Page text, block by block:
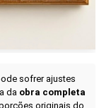
vídeos nas redes
sofrer ajustes
da obra completa
originais do